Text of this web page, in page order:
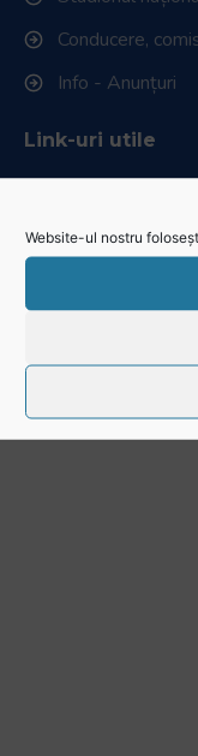
Website-ul nostru
Conducere,
Info - Anunțuri
Link-uri utile
Politica de